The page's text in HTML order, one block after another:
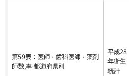
第59表：医師・歯科医師・薬剤
師数,率-都道府県別
平成28
年衛生
統計